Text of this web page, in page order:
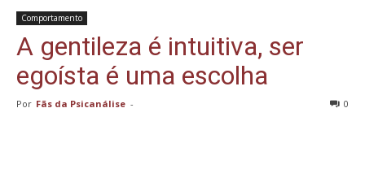
Comportamento
A gentileza é intuitiva, ser
egoísta é uma escolha
Por Fãs da Psicanálise - 0